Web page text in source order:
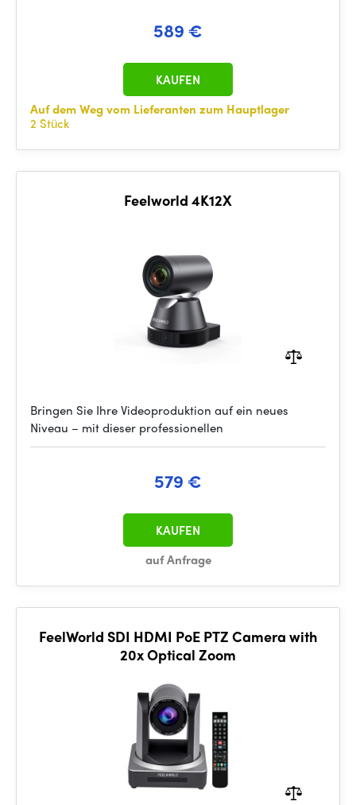
589 €
Auf dem Weg vom Lieferanten zum Hauptlager
2 Stück
KAUFEN
Feelworld 4K12X
Bringen Sie Ihre Videoproduktion auf ein neues
Niveau – mit dieser professionellen
579 €
auf Anfrage
KAUFEN
FeelWorld SDI HDMI PoE PTZ Camera with
20x Optical Zoom